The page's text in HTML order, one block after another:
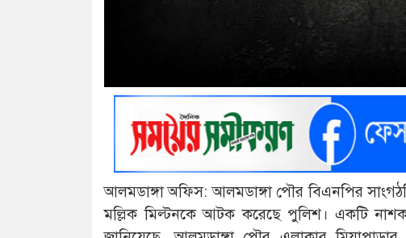
আলমডাঙ্গা অফিস: আলমডাঙ্গা পৌর বিএনপির
মল্লিক মিল্টনকে আটক করেছে পুলিশ। একটি